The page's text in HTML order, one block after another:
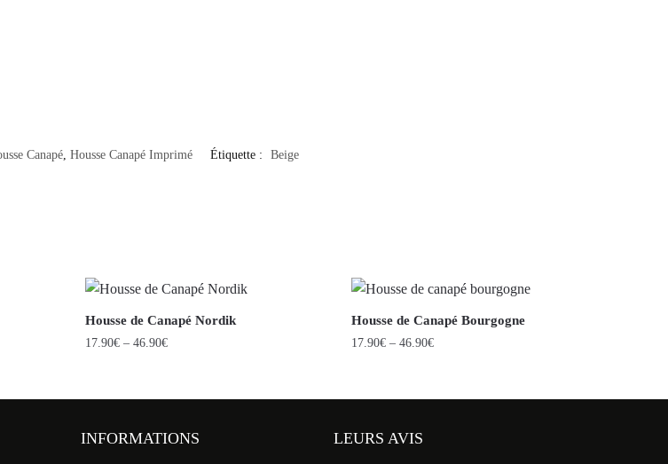
Canapé, Housse Canapé Imprimé Étiquette : Beige
Housse de Canapé Nordik
17.90€– 46.90€
Housse de Canapé Bourgogne
17.90€– 46.90€
INFORMATIONS LEURS AVIS